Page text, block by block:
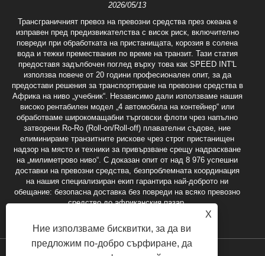
2026/05/13
Трансграничният превоз на превозни средства през океана е
изправен пред предизвикателства с висок риск, включително
повреди при обработката на пристанищата, корозия в солена
вода и тежки премествания по време на транзит. Тази статия
предоставя задълбочен поглед върху това как SPEED INT'L
използва повече от 20 години професионален опит, за да
предостави решения за транспортиране на превозни средства в
Африка на ниво „учебник“. Независимо дали използваме нашия
високо рентабилен модел „4 автомобила на контейнер“ или
обработваме широкомащабни търговски флоти чрез напълно
затворени Ro-Ro (Roll-on/Roll-off) плавателни съдове, ние
елиминираме транзитните рискове чрез строг пристанищен
надзор на място и техники за привързване срещу надраскване
на „милиметрово ниво“. С доказан опит от над 8 976 успешни
доставки на превозни средства, безпроблемната координация
на нашия специализиран екип гарантира най-доброто ни
обещание: безопасна доставка без повреди на всяко превозно
средство до африканския пазар.
X
Ние използваме бисквитки, за да ви
предложим по-добро сърфиране, да